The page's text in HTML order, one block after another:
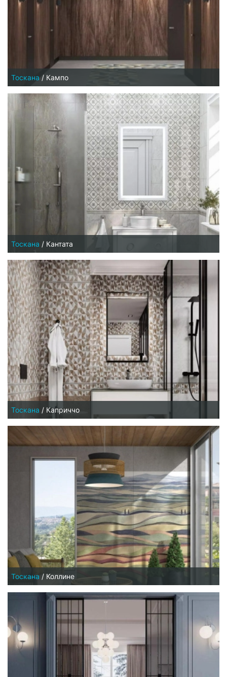
Тоскана / Кампо
Тоскана / Кантата
Тоскана / Каприччо
Тоскана / Коллине